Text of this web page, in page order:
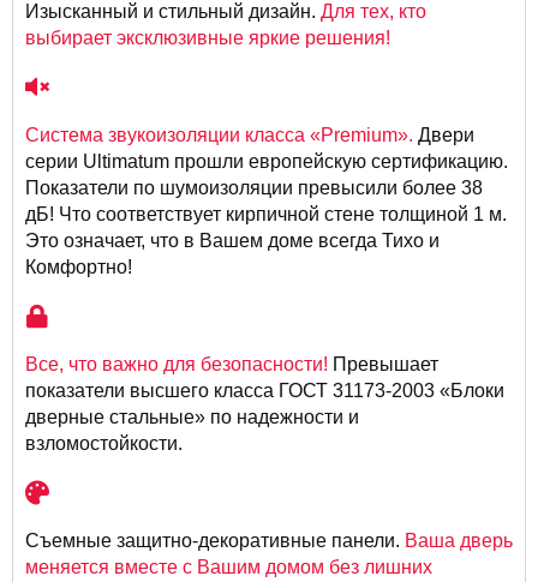
Изысканный и стильный дизайн. Для тех, кто
выбирает эксклюзивные яркие решения!
Система звукоизоляции класса «Premium». Двери
серии Ultimatum прошли европейскую сертификацию.
Показатели по шумоизоляции превысили более 38
дБ! Что соответствует кирпичной стене толщиной 1 м.
Это означает, что в Вашем доме всегда Тихо и
Комфортно!
Все, что важно для безопасности! Превышает
показатели высшего класса ГОСТ 31173-2003 «Блоки
дверные стальные» по надежности и
взломостойкости.
Съемные защитно-декоративные панели. Ваша дверь
меняется вместе с Вашим домом без лишних